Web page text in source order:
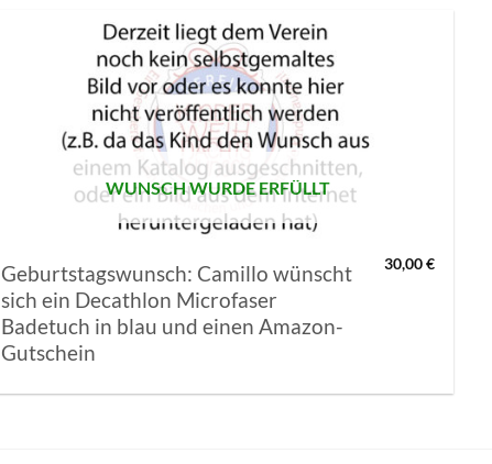
WUNSCH WURDE ERFÜLLT
Geburtstagswunsch: Camillo wünscht
sich ein Decathlon Microfaser
Badetuch in blau und einen Amazon-
Gutschein
30,00€